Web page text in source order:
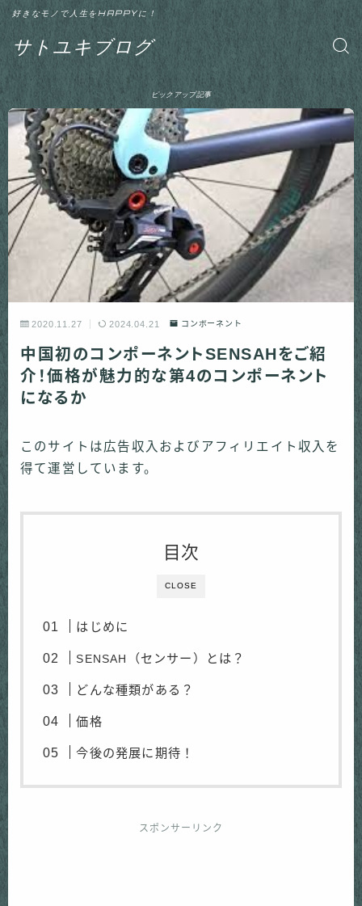
サトユキブログ
好きなモノで人生をHAPPYに！
ピックアップ記事
2020.11.27 2024.04.21 コンポーネント
中国初のコンポーネントSENSAHをご紹
介！価格が魅力的な第4のコンポーネント
になるか
このサイトは広告収入およびアフィリエイト収入を
得て運営しています。
CLOSE
目次
はじめに
SENSAH （センサー）とは？
どんな種類がある？
価格
今後の発展に期待！
スポンサーリンク